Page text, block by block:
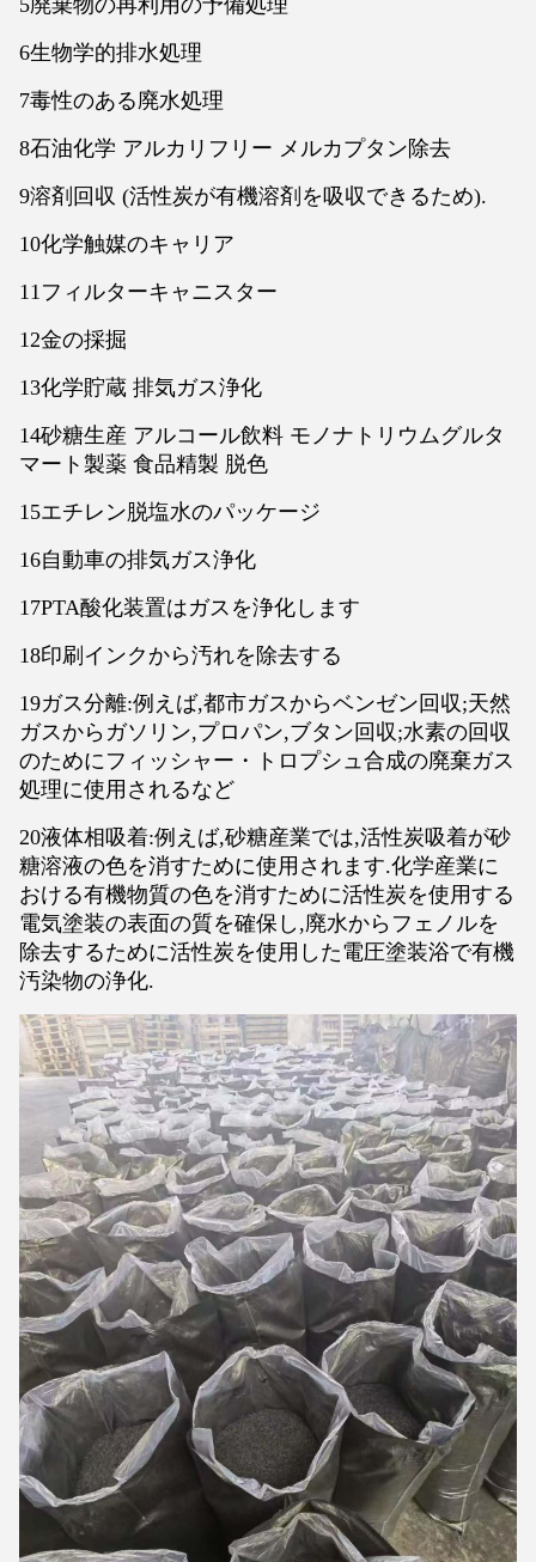
6生物学的排水処理
7毒性のある廃水処理
8石油化学 アルカリフリー メルカプタン除去
9溶剤回収 (活性炭が有機溶剤を吸収できるため).
10化学触媒のキャリア
11フィルターキャニスター
12金の採掘
13化学貯蔵 排気ガス浄化
14砂糖生産 アルコール飲料 モノナトリウムグルタ
マート製薬 食品精製 脱色
15エチレン脱塩水のパッケージ
16自動車の排気ガス浄化
17PTA酸化装置はガスを浄化します
18印刷インクから汚れを除去する
19ガス分離:例えば,都市ガスからベンゼン回収;天然
ガスからガソリン,プロパン,ブタン回収;水素の回収
のためにフィッシャー・トロプシュ合成の廃棄ガス
処理に使用されるなど
20液体相吸着:例えば,砂糖産業では,活性炭吸着が砂
糖溶液の色を消すために使用されます.化学産業に
おける有機物質の色を消すために活性炭を使用する
電気塗装の表面の質を確保し,廃水からフェノルを
除去するために活性炭を使用した電圧塗装浴で有機
汚染物の浄化.